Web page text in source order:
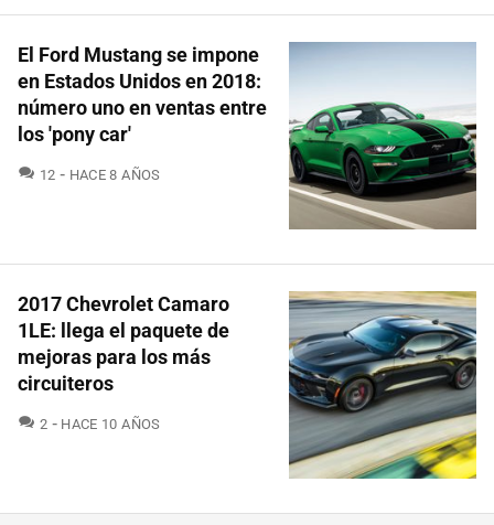
El Ford Mustang se impone
en Estados Unidos en 2018:
número uno en ventas entre
los 'pony car'
12 COMENTARIOS
HACE 8 AÑOS
2017 Chevrolet Camaro
1LE: llega el paquete de
mejoras para los más
circuiteros
2 COMENTARIOS
HACE 10 AÑOS